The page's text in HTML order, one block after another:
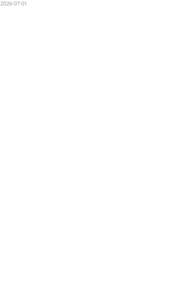
2026-07-01